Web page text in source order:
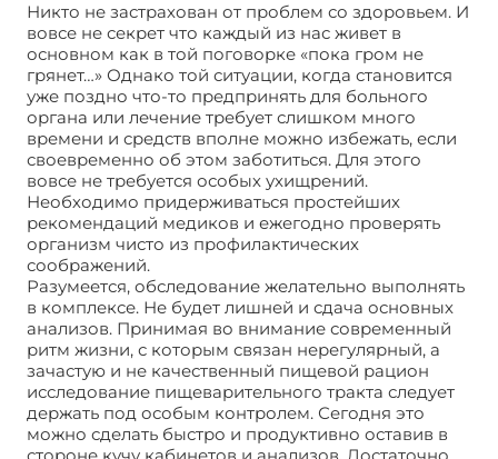
Никто не застрахован от проблем со здоровьем. И
вовсе не секрет что каждый из нас живет в
основном как в той поговорке «пока гром не
грянет…» Однако той ситуации, когда становится
уже поздно что-то предпринять для больного
органа или лечение требует слишком много
времени и средств вполне можно избежать, если
своевременно об этом заботиться. Для этого
вовсе не требуется особых ухищрений.
Необходимо придерживаться простейших
рекомендаций медиков и ежегодно проверять
организм чисто из профилактических
соображений.
Разумеется, обследование желательно выполнять
в комплексе. Не будет лишней и сдача основных
анализов. Принимая во внимание современный
ритм жизни, с которым связан нерегулярный, а
зачастую и не качественный пищевой рацион
исследование пищеварительного тракта следует
держать под особым контролем. Сегодня это
можно сделать быстро и продуктивно оставив в